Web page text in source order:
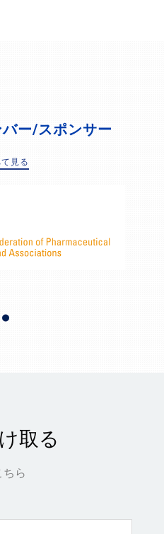
ー/スポンサー
見る
取る
ら